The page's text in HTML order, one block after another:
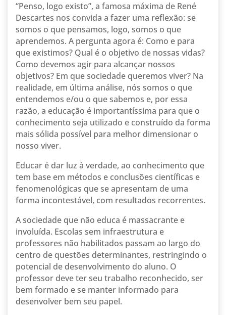
“Penso, logo existo”, a famosa máxima de René
Descartes nos convida a fazer uma reflexão: se
somos o que pensamos, logo, somos o que
aprendemos. A pergunta agora é: Como e para
que existimos? Qual é o objetivo de nossas vidas?
Como devemos agir para alcançar nossos
objetivos? Em que sociedade queremos viver? Na
realidade, em última análise, nós somos o que
entendemos e/ou o que sabemos e, por essa
razão, a educação é importantíssima para que o
conhecimento seja utilizado e construído da forma
mais sólida possível para melhor dimensionar o
nosso viver.
Educar é dar luz à verdade, ao conhecimento que
tem base em métodos e conclusões científicas e
fenomenológicas que se apresentam de uma
forma incontestável, com resultados recorrentes.
A sociedade que não educa é massacrante e
involuída. Escolas sem infraestrutura e
professores não habilitados passam ao largo do
centro de questões determinantes, restringindo o
potencial de desenvolvimento do aluno. O
professor deve ter seu trabalho reconhecido, ser
bem formado e se manter informado para
desenvolver bem seu papel.